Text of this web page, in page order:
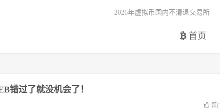
首页
2026年虚拟币国内不清退交易所
错过了就没机会了！
赞(